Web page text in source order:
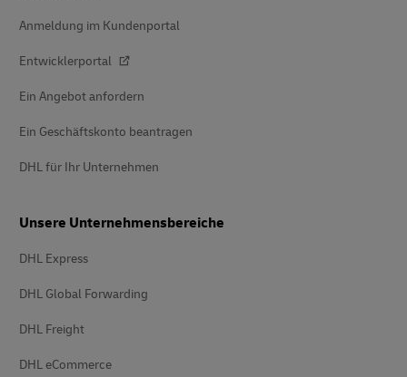
Anmeldung im Kundenportal
Entwicklerportal
Ein Angebot anfordern
Ein Geschäftskonto beantragen
DHL für Ihr Unternehmen
Unsere Unternehmensbereiche
DHL Express
DHL Global Forwarding
DHL Freight
DHL eCommerce